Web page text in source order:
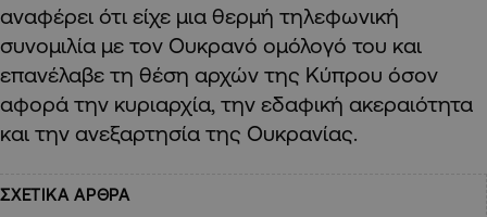
αναφέρει ότι είχε μια θερμή τηλεφωνική
συνομιλία με τον Ουκρανό ομόλογό του και
επανέλαβε τη θέση αρχών της Κύπρου όσον
αφορά την κυριαρχία, την εδαφική ακεραιότητα
και την ανεξαρτησία της Ουκρανίας.
ΣΧΕΤΙΚΑ ΑΡΘΡΑ